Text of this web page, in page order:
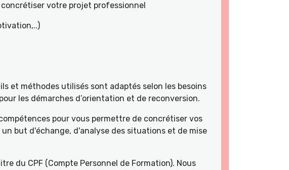
votre projet professionnel
et méthodes utilisés sont adaptés selon les besoins
les démarches d’orientation et de reconversion.
pour vous permettre de concrétiser vos
but d'échange, d'analyse des situations et de mise
du CPF (Compte Personnel de Formation). Nous